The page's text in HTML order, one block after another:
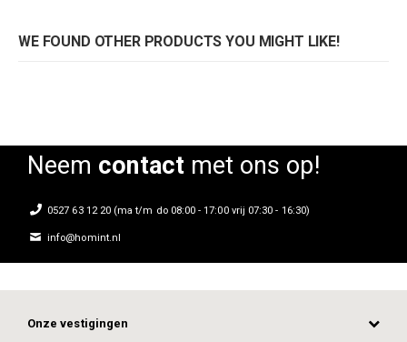
WE FOUND OTHER PRODUCTS YOU MIGHT LIKE!
Neem contactmet ons op!
0527 63 12 20 (ma t/m do 08:00 - 17:00 vrij 07:30 - 16:30)
info@homint.nl
Onze vestigingen